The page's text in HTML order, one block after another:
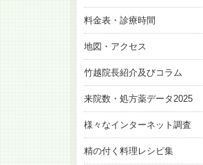
料金表・診療時間
地図・アクセス
竹越院長紹介及びコラム
来院数・処方薬データ2025
様々なインターネット調査
精の付く料理レシピ集